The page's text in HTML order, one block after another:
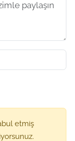
etmiş